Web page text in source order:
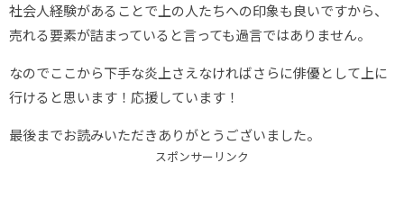
社会人経験があることで上の人たちへの印象も良いですから、
売れる要素が詰まっていると言っても過言ではありません。
なのでここから下手な炎上さえなければさらに俳優として上に
行けると思います！応援しています！
最後までお読みいただきありがとうございました。
スポンサーリンク